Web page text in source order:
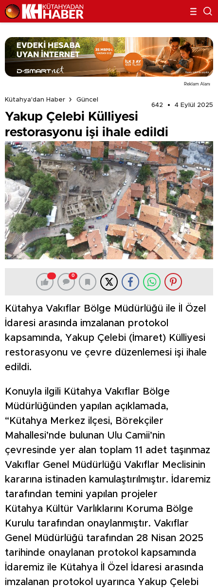
Reklam Alanı
Kütahya'dan Haber
Güncel
642
4 Eylül 2025
Yakup Çelebi Külliyesi
restorasyonu işi ihale edildi
0
Kütahya Vakıflar Bölge Müdürlüğü ile İl Özel
İdaresi arasında imzalanan protokol
kapsamında, Yakup Çelebi (İmaret) Külliyesi
restorasyonu ve çevre düzenlemesi işi ihale
edildi.
Konuyla ilgili Kütahya Vakıflar Bölge
Müdürlüğünden yapılan açıklamada,
“Kütahya Merkez ilçesi, Börekçiler
Mahallesi’nde bulunan Ulu Camii’nin
çevresinde yer alan toplam 11 adet taşınmaz
Vakıflar Genel Müdürlüğü Vakıflar Meclisinin
kararına istinaden kamulaştırılmıştır. İdaremiz
tarafından temini yapılan projeler
Kütahya Kültür Varlıklarını Koruma Bölge
Kurulu tarafından onaylanmıştır. Vakıflar
Genel Müdürlüğü tarafından 28 Nisan 2025
tarihinde onaylanan protokol kapsamında
İdaremiz ile Kütahya İl Özel İdaresi arasında
imzalanan protokol uyarınca Yakup Çelebi